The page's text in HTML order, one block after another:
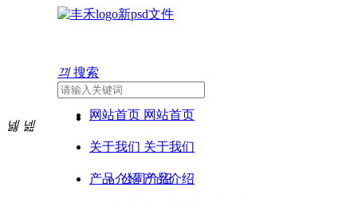
끠 搜索
网站首页 网站首页
关于我们 关于我们
公司介绍
产品介绍 产品介绍
넳 넲